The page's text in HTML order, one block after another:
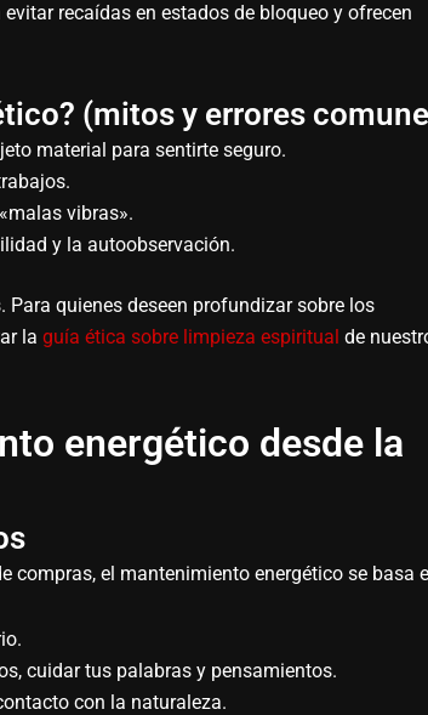
recaídas en estados de bloqueo y ofrecen
(mitos y errores
material para sentirte seguro.
vibras».
y la autoobservación.
quienes deseen profundizar sobre los
la guía ética sobre limpieza espiritual de
energético desde la
compras, el mantenimiento energético se basa
cuidar tus palabras y pensamientos.
con la naturaleza.